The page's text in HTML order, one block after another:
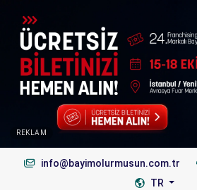
REKLAM
info@bayimolurmusun.com.tr
TR